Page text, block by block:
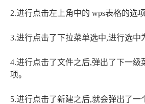
2.进行点击左上角中的 wps表格的选
3.进行点击了下拉菜单选中,进行选中
4.进行点击了文件之后,弹出了下一级
项。
5.进行点击了新建之后,就会弹出了一